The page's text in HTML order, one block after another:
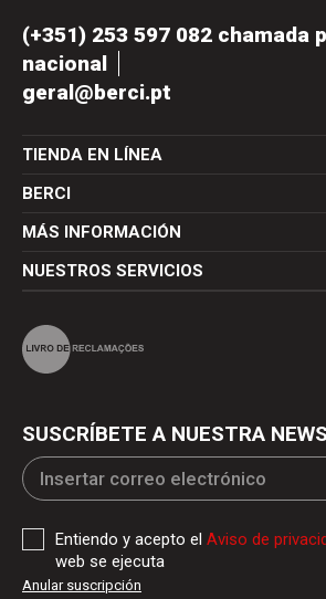
(+351) 253 597 082 chamada
nacional
geral@berci.pt
TIENDA EN LÍNEA
BERCI
MÁS INFORMACIÓN
NUESTROS SERVICIOS
SUSCRÍBETE A NUESTRA
Entiendo y acepto el Aviso de
web se ejecuta
Anular suscripción